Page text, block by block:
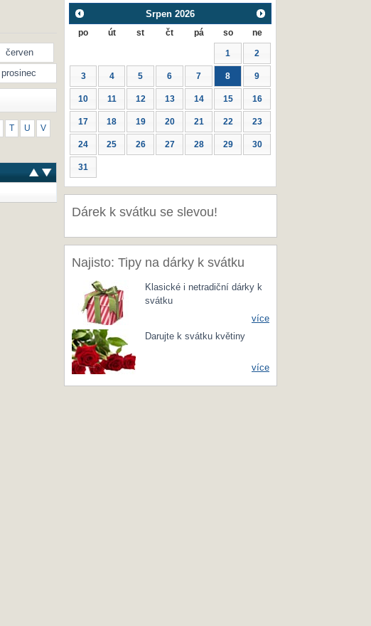
červen
prosinec
T U V
Srpen 2026
po út st čt pá so ne
1 2
3 4 5 6 7 8 9
10 11 12 13 14 15 16
17 18 19 20 21 22 23
24 25 26 27 28 29 30
31
Dárek k svátku se slevou!
Najisto: Tipy na dárky k svátku
Klasické i netradiční dárky k
svátku
více
Darujte k svátku květiny
více